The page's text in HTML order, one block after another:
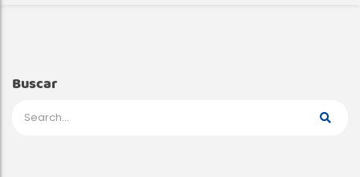
Buscar
D